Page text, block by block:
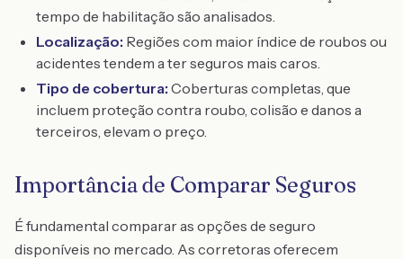
tempo de habilitação são analisados.
Localização: Regiões com maior índice de roubos ou
acidentes tendem a ter seguros mais caros.
Tipo de cobertura: Coberturas completas, que
incluem proteção contra roubo, colisão e danos a
terceiros, elevam o preço.
Importância de Comparar Seguros
É fundamental comparar as opções de seguro
disponíveis no mercado. As corretoras oferecem